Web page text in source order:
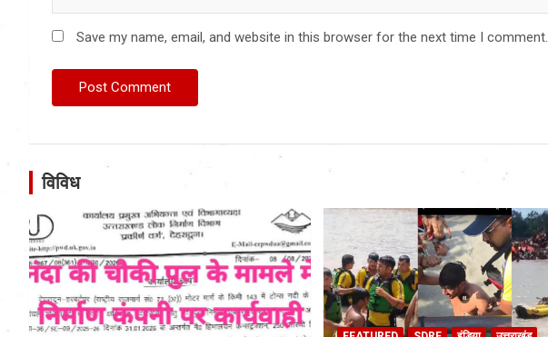
Save my name, email, and website in this browser for the next time I comment.
विविध